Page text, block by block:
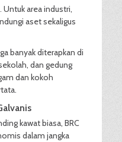
area industri,
aset sekaligus
banyak diterapkan di
dan gedung
dan kokoh
kawat biasa, BRC
dalam jangka